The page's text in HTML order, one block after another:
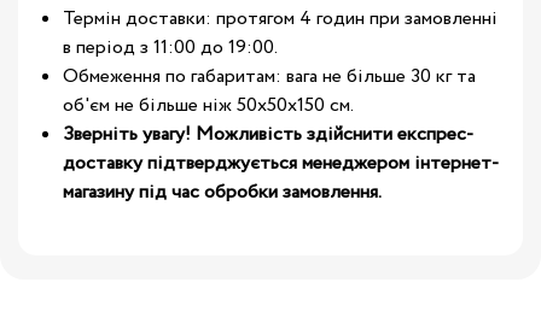
Термін доставки: протягом 4 годин при замовленні
в період з 11:00 до 19:00.
Обмеження по габаритам: вага не більше 30 кг та
об'єм не більше ніж 50х50х150 см.
Зверніть увагу! Можливість здійснити експрес-
доставку підтверджується менеджером інтернет-
магазину під час обробки замовлення.